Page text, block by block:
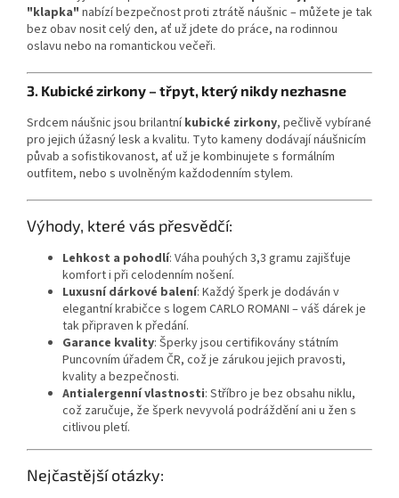
"klapka" nabízí bezpečnost proti ztrátě náušnic – můžete je tak
bez obav nosit celý den, ať už jdete do práce, na rodinnou
oslavu nebo na romantickou večeři.
3. Kubické zirkony – třpyt, který nikdy nezhasne
Srdcem náušnic jsou brilantníkubické zirkony, pečlivě vybírané
pro jejich úžasný lesk a kvalitu. Tyto kameny dodávají náušnicím
půvab a sofistikovanost, ať už je kombinujete s formálním
outfitem, nebo s uvolněným každodenním stylem.
Výhody, které vás přesvědčí:
Lehkost a pohodlí: Váha pouhých 3,3 gramu zajišťuje
komfort i při celodenním nošení.
Luxusní dárkové balení: Každý šperk je dodáván v
elegantní krabičce s logem CARLO ROMANI – váš dárek je
tak připraven k předání.
Garance kvality: Šperky jsou certifikovány státním
Puncovním úřadem ČR, což je zárukou jejich pravosti,
kvality a bezpečnosti.
Antialergenní vlastnosti: Stříbro je bez obsahu niklu,
což zaručuje, že šperk nevyvolá podráždění ani u žen s
citlivou pletí.
Nejčastější otázky: